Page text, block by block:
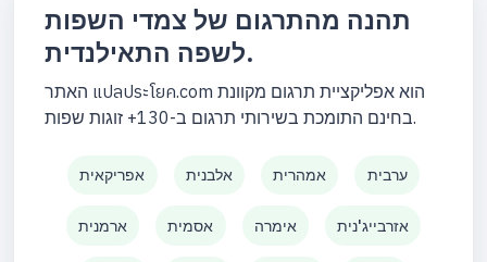
תהנה מהתרגום של צמדי השפות
לשפה התאילנדית.
האתר แปลประโยค.com הוא אפליקציית תרגום מקוונת
בחינם התומכת בשירותי תרגום ב-130+ זוגות שפות.
אפריקאית אלבנית אמהרית ערבית
ארמנית אסמית אימרה אזרבייג'נית